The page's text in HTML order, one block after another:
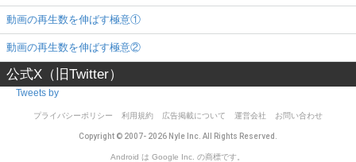
動画の再生数を伸ばす極意①
動画の再生数を伸ばす極意②
公式X（旧Twitter）
Tweets by
プライバシーポリシー 利用規約 広告掲載について 運営会社 お問い合わせ
Copyright © 2007- 2026 Nyle Inc. All Rights Reserved.
Android は Google Inc. の商標です。